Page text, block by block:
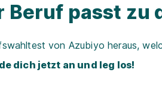
Beruf passt zu
von Azubiyo heraus,
dich jetzt an und leg los!